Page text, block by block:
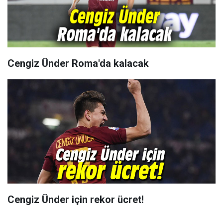
Cengiz Ünder Roma'da kalacak
Cengiz Ünder için rekor ücret!